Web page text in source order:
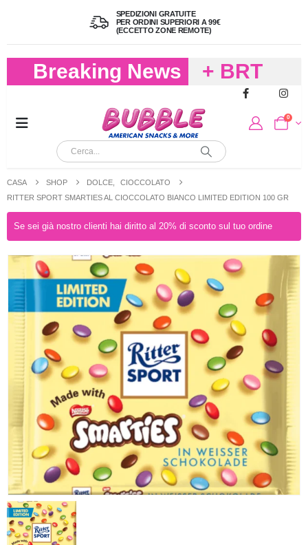
SPEDIZIONI GRATUITE
PER ORDINI SUPERIORI A 99€
(ECCETTO ZONE REMOTE)
Breaking News
+ BRT
FREDDO
PER
E
A 19,90
(FINO A 4,9
KG) –
CONSEGNA
IN 24/48
ORE AD
ECCEZIONE
DI ALCUNE
0
CASA SHOP DOLCE
CIOCCOLATO
RITTER SPORT SMARTIES AL CIOCCOLATO BIANCO LIMITED EDITION 100 GR
Se sei già nostro clienti hai diritto al 20% di sconto sul tuo ordine